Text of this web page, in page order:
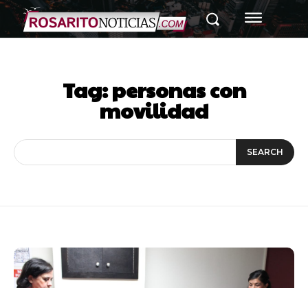
Tag:personas con
movilidad
SEARCH